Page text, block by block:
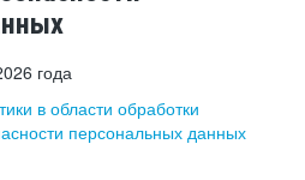
года
в области обработки
персональных данных